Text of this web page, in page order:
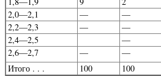
2,0—2,1
— —
2,2—2,3
— —
2,4—2,5
—
2,6—2,7
— —
Итого . . . 100 100